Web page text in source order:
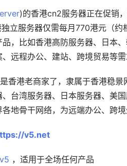
)的香港cn2服务器正在促销
立服务器仅需每月770港元（
品，比如香港高防服务器、日本
远程办公、建站、跨境贸易等需
香港老商家了，隶属于香港稳
台湾服务器、日本服务器、美
地骨干网络，为远端办公、跨
v5.net
v5 ，适用于全场任何产品